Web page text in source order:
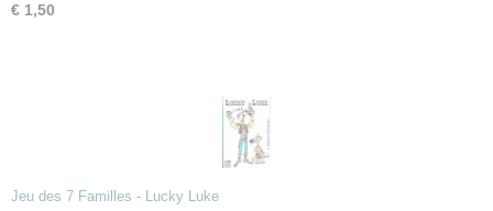
€ 1,50
Jeu des 7 Familles - Lucky Luke